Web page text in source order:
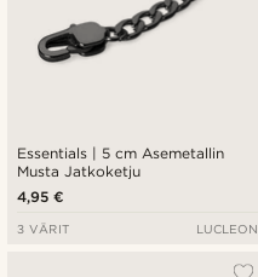
Essentials | 5 cm Asemetallin
Musta Jatkoketju
4,95 €
3 VÄRIT LUCLEON